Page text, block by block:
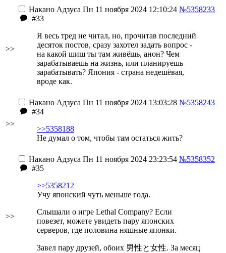
>>
Накано Адзуса Пн 11 ноября 2024 12:10:24 №5358233
#33
Я весь тред не читал, но, прочитав последний
десяток постов, сразу захотел задать вопрос -
на какой шиш ты там живёшь, анон? Чем
зарабатываешь на жизнь, или планируешь
зарабатывать? Япония - страна недешёвая,
вроде как.
>>
Накано Адзуса Пн 11 ноября 2024 13:03:28 №5358243
#34
>>5358188
Не думал о том, чтобы там остаться жить?
>>
Накано Адзуса Пн 11 ноября 2024 23:23:54 №5358352
#35
>>5358212
Учу японский чуть меньше года.
Слышали о игре Lethal Company? Если
повезет, можете увидеть пару японских
серверов, где половина няшные японки.
Завел пару друзей, обоих 男性と女性. За месяц